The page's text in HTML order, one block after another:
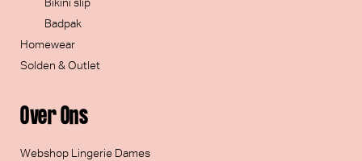
Over Ons
Webshop Lingerie Dames
Badpak
Homewear
Solden & Outlet